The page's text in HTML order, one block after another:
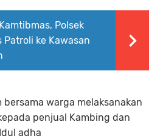
Polsek
Patroli ke Kawasan
bersama warga melaksanakan
penjual Kambing dan
adha